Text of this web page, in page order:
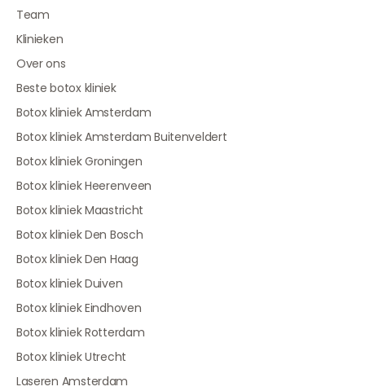
Team
Klinieken
Over ons
Beste botox kliniek
Botox kliniek Amsterdam
Botox kliniek Amsterdam Buitenveldert
Botox kliniek Groningen
Botox kliniek Heerenveen
Botox kliniek Maastricht
Botox kliniek Den Bosch
Botox kliniek Den Haag
Botox kliniek Duiven
Botox kliniek Eindhoven
Botox kliniek Rotterdam
Botox kliniek Utrecht
Laseren Amsterdam